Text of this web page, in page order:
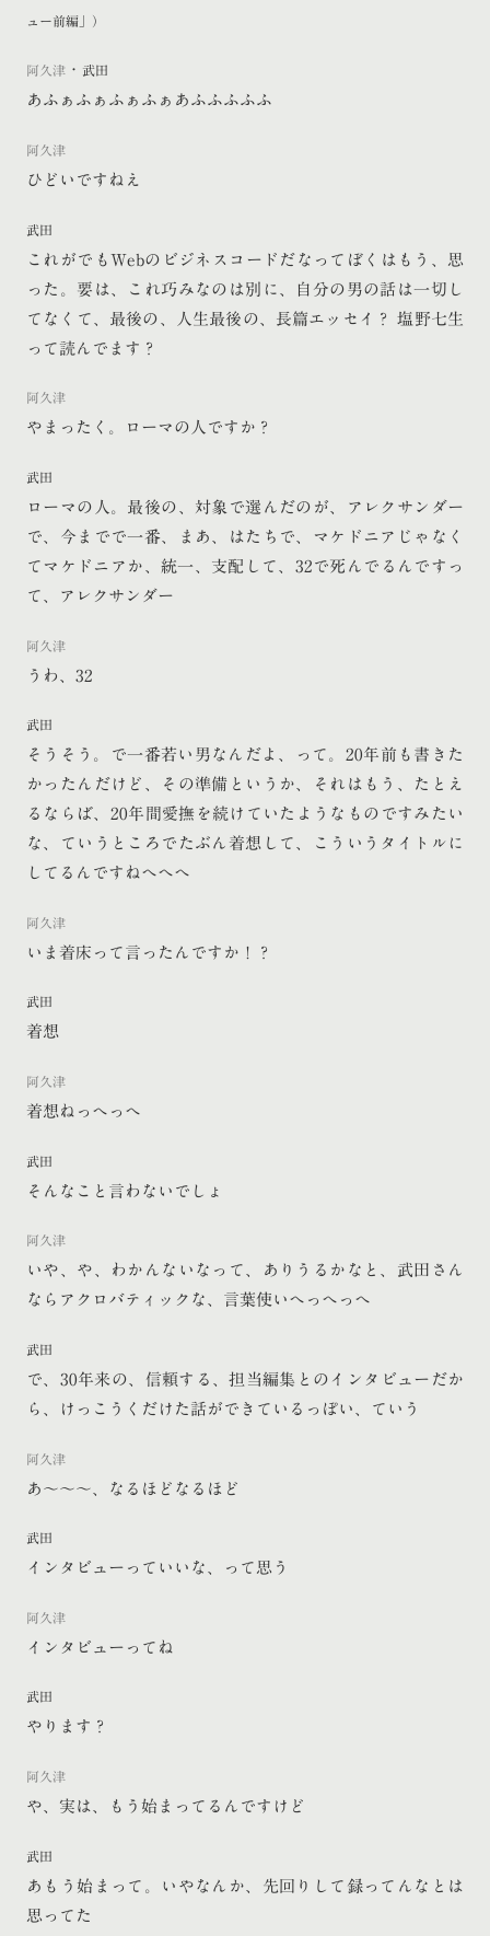
ュー前編」）
阿久津 ・ 武田
あふぁふぁふぁふぁあふふふふふ
阿久津
ひどいですねえ
武田
これがでもWebのビジネスコードだなってぼくはもう、思
った。要は、これ巧みなのは別に、自分の男の話は一切し
てなくて、最後の、人生最後の、長篇エッセイ？ 塩野七生
って読んでます？
阿久津
やまったく。ローマの人ですか？
武田
ローマの人。最後の、対象で選んだのが、アレクサンダー
で、今までで一番、まあ、はたちで、マケドニアじゃなく
てマケドニアか、統一、支配して、32で死んでるんですっ
て、アレクサンダー
阿久津
うわ、32
武田
そうそう。で一番若い男なんだよ、って。20年前も書きた
かったんだけど、その準備というか、それはもう、たとえ
るならば、20年間愛撫を続けていたようなものですみたい
な、ていうところでたぶん着想して、こういうタイトルに
してるんですねへへへ
阿久津
いま着床って言ったんですか！？
武田
着想
阿久津
着想ねっへっへ
武田
そんなこと言わないでしょ
阿久津
いや、や、わかんないなって、ありうるかなと、武田さん
ならアクロバティックな、言葉使いへっへっへ
武田
で、30年来の、信頼する、担当編集とのインタビューだか
ら、けっこうくだけた話ができているっぽい、ていう
阿久津
あ〜〜〜、なるほどなるほど
武田
インタビューっていいな、って思う
阿久津
インタビューってね
武田
やります？
阿久津
や、実は、もう始まってるんですけど
武田
あもう始まって。いやなんか、先回りして録ってんなとは
思ってた